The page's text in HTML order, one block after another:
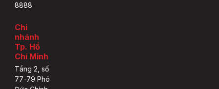
8888
Chi
nhánh
Tp. Hồ
Chí Minh
Tầng 2, số
77-79 Phó